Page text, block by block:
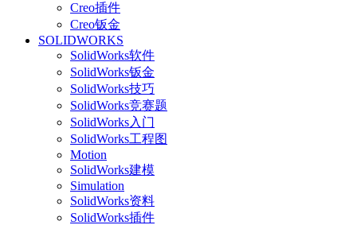
Creo插件
Creo钣金
SOLIDWORKS
SolidWorks软件
SolidWorks钣金
SolidWorks技巧
SolidWorks竞赛题
SolidWorks入门
SolidWorks工程图
Motion
SolidWorks建模
Simulation
SolidWorks资料
SolidWorks插件